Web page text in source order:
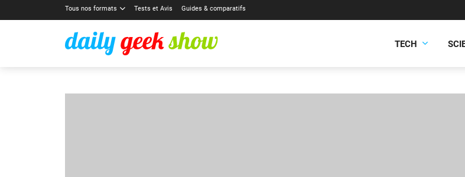
Tous nos formats Tests et Avis Guides & comparatifs
TECH